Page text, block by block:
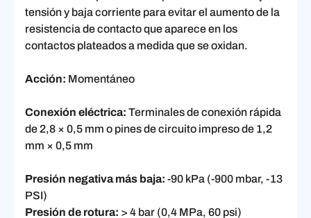
tensión y baja corriente para evitar el aumento de la
resistencia de contacto que aparece en los
contactos plateados a medida que se oxidan.
Acción: Momentáneo
Conexión eléctrica: Terminales de conexión rápida
de 2,8 × 0,5 mm o pines de circuito impreso de 1,2
mm × 0,5 mm
Presión negativa más baja: -90 kPa (-900 mbar, -13
PSI)
Presión de rotura: > 4 bar (0,4 MPa, 60 psi)